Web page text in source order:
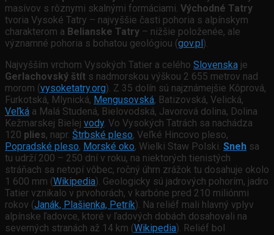
masívov s rôznymi skalnými formáciami. Východné Tatry
tvoria Vysoké Tatry – najvyššie časti pohoria s alpínskym
charakterom a Belianske Tatry – nižšie položenée, ale
významné pohoria s bohatou geológiou (gov.pl).
Najvyšším vrchom Vysokých Tatier a celého Slovenska je
Gerlachovský štít s nadmorskou výškou 2 655 metrov nad
morom (vysoketatry.org). Z 35 dolín sú najznámejšie Kôprová,
Furkotská, Mlynická, Mengusovská, Batizovská, Velická,
Veľká a Malá Studená, Bielovodská, Javorová dolina, Dolina
Kežmarskej Bielej vody. Vo Vysokých Tatrách sa nachádza
120 plies, napr. Štrbské pleso, Veľké Hincovo pleso,
Popradské pleso, Morské oko, Wielki Staw Polski. Sneh sa
tu udrží 200 – 250 dní v roku, na niektorých tienistých
stráňach sa netopí vôbec, ročný úhrn zrážok tu dosahuje okolo
1 600 mm (Wikipedia). Geologicky sú jadrových pohorím, jadro
Tatier vznikalo v prvohorách, v karbóne pred 210 miliónmi
rokov (Janák, Plašienka, Petrík). Na reliéf mali hlavný vplyv
alpínske ľadovce, ktoré v ľadových dobách dosahovali na
severných stranách až 14 km (Wikipedia). Reliéf bol